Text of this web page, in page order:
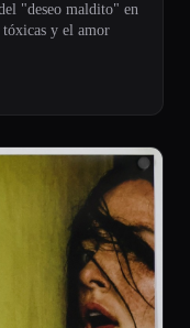
"deseo maldito" en
tóxicas y el amor